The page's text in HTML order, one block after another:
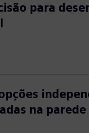
para
na parede